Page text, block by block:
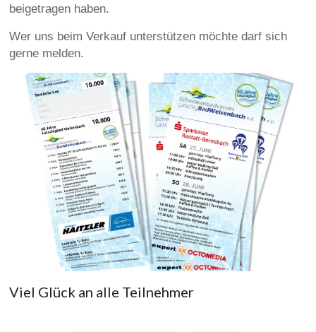
beigetragen haben.
Wer uns beim Verkauf unterstützen möchte darf sich
gerne melden.
Viel Glück an alle Teilnehmer